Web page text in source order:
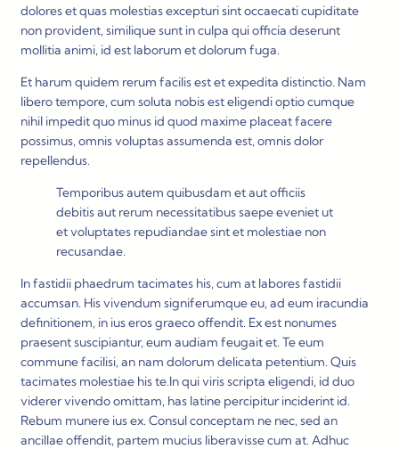
dolores et quas molestias excepturi sint occaecati cupiditate
non provident, similique sunt in culpa qui officia deserunt
mollitia animi, id est laborum et dolorum fuga.
Et harum quidem rerum facilis est et expedita distinctio. Nam
libero tempore, cum soluta nobis est eligendi optio cumque
nihil impedit quo minus id quod maxime placeat facere
possimus, omnis voluptas assumenda est, omnis dolor
repellendus.
Temporibus autem quibusdam et aut officiis
debitis aut rerum necessitatibus saepe eveniet ut
et voluptates repudiandae sint et molestiae non
recusandae.
In fastidii phaedrum tacimates his, cum at labores fastidii
accumsan. His vivendum signiferumque eu, ad eum iracundia
definitionem, in ius eros graeco offendit. Ex est nonumes
praesent suscipiantur, eum audiam feugait et. Te eum
commune facilisi, an nam dolorum delicata petentium. Quis
tacimates molestiae his te.In qui viris scripta eligendi, id duo
viderer vivendo omittam, has latine percipitur inciderint id.
Rebum munere ius ex. Consul conceptam ne nec, sed an
ancillae offendit, partem mucius liberavisse cum at. Adhuc